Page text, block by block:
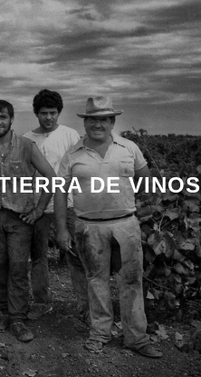
DE VINOS